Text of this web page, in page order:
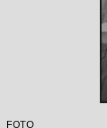
FOTO